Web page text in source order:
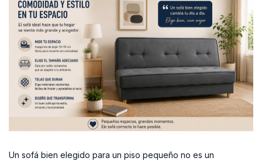
Un sofá bien elegido para un piso pequeño no es un